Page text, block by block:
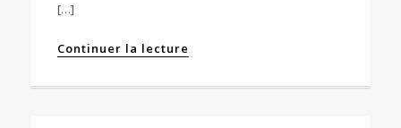
[…]
Continuer la lecture